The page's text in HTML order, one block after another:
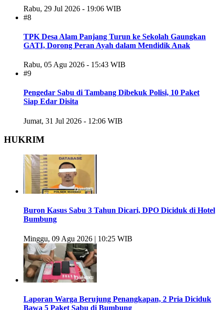
Rabu, 29 Jul 2026 - 19:06 WIB
#8
TPK Desa Alam Panjang Turun ke Sekolah Gaungkan
GATI, Dorong Peran Ayah dalam Mendidik Anak
Rabu, 05 Agu 2026 - 15:43 WIB
#9
Pengedar Sabu di Tambang Dibekuk Polisi, 10 Paket
Siap Edar Disita
Jumat, 31 Jul 2026 - 12:06 WIB
HUKRIM
Buron Kasus Sabu 3 Tahun Dicari, DPO Diciduk di Hotel
Bumbung
Minggu, 09 Agu 2026 | 10:25 WIB
Laporan Warga Berujung Penangkapan, 2 Pria Diciduk
Bawa 5 Paket Sabu di Bumbung